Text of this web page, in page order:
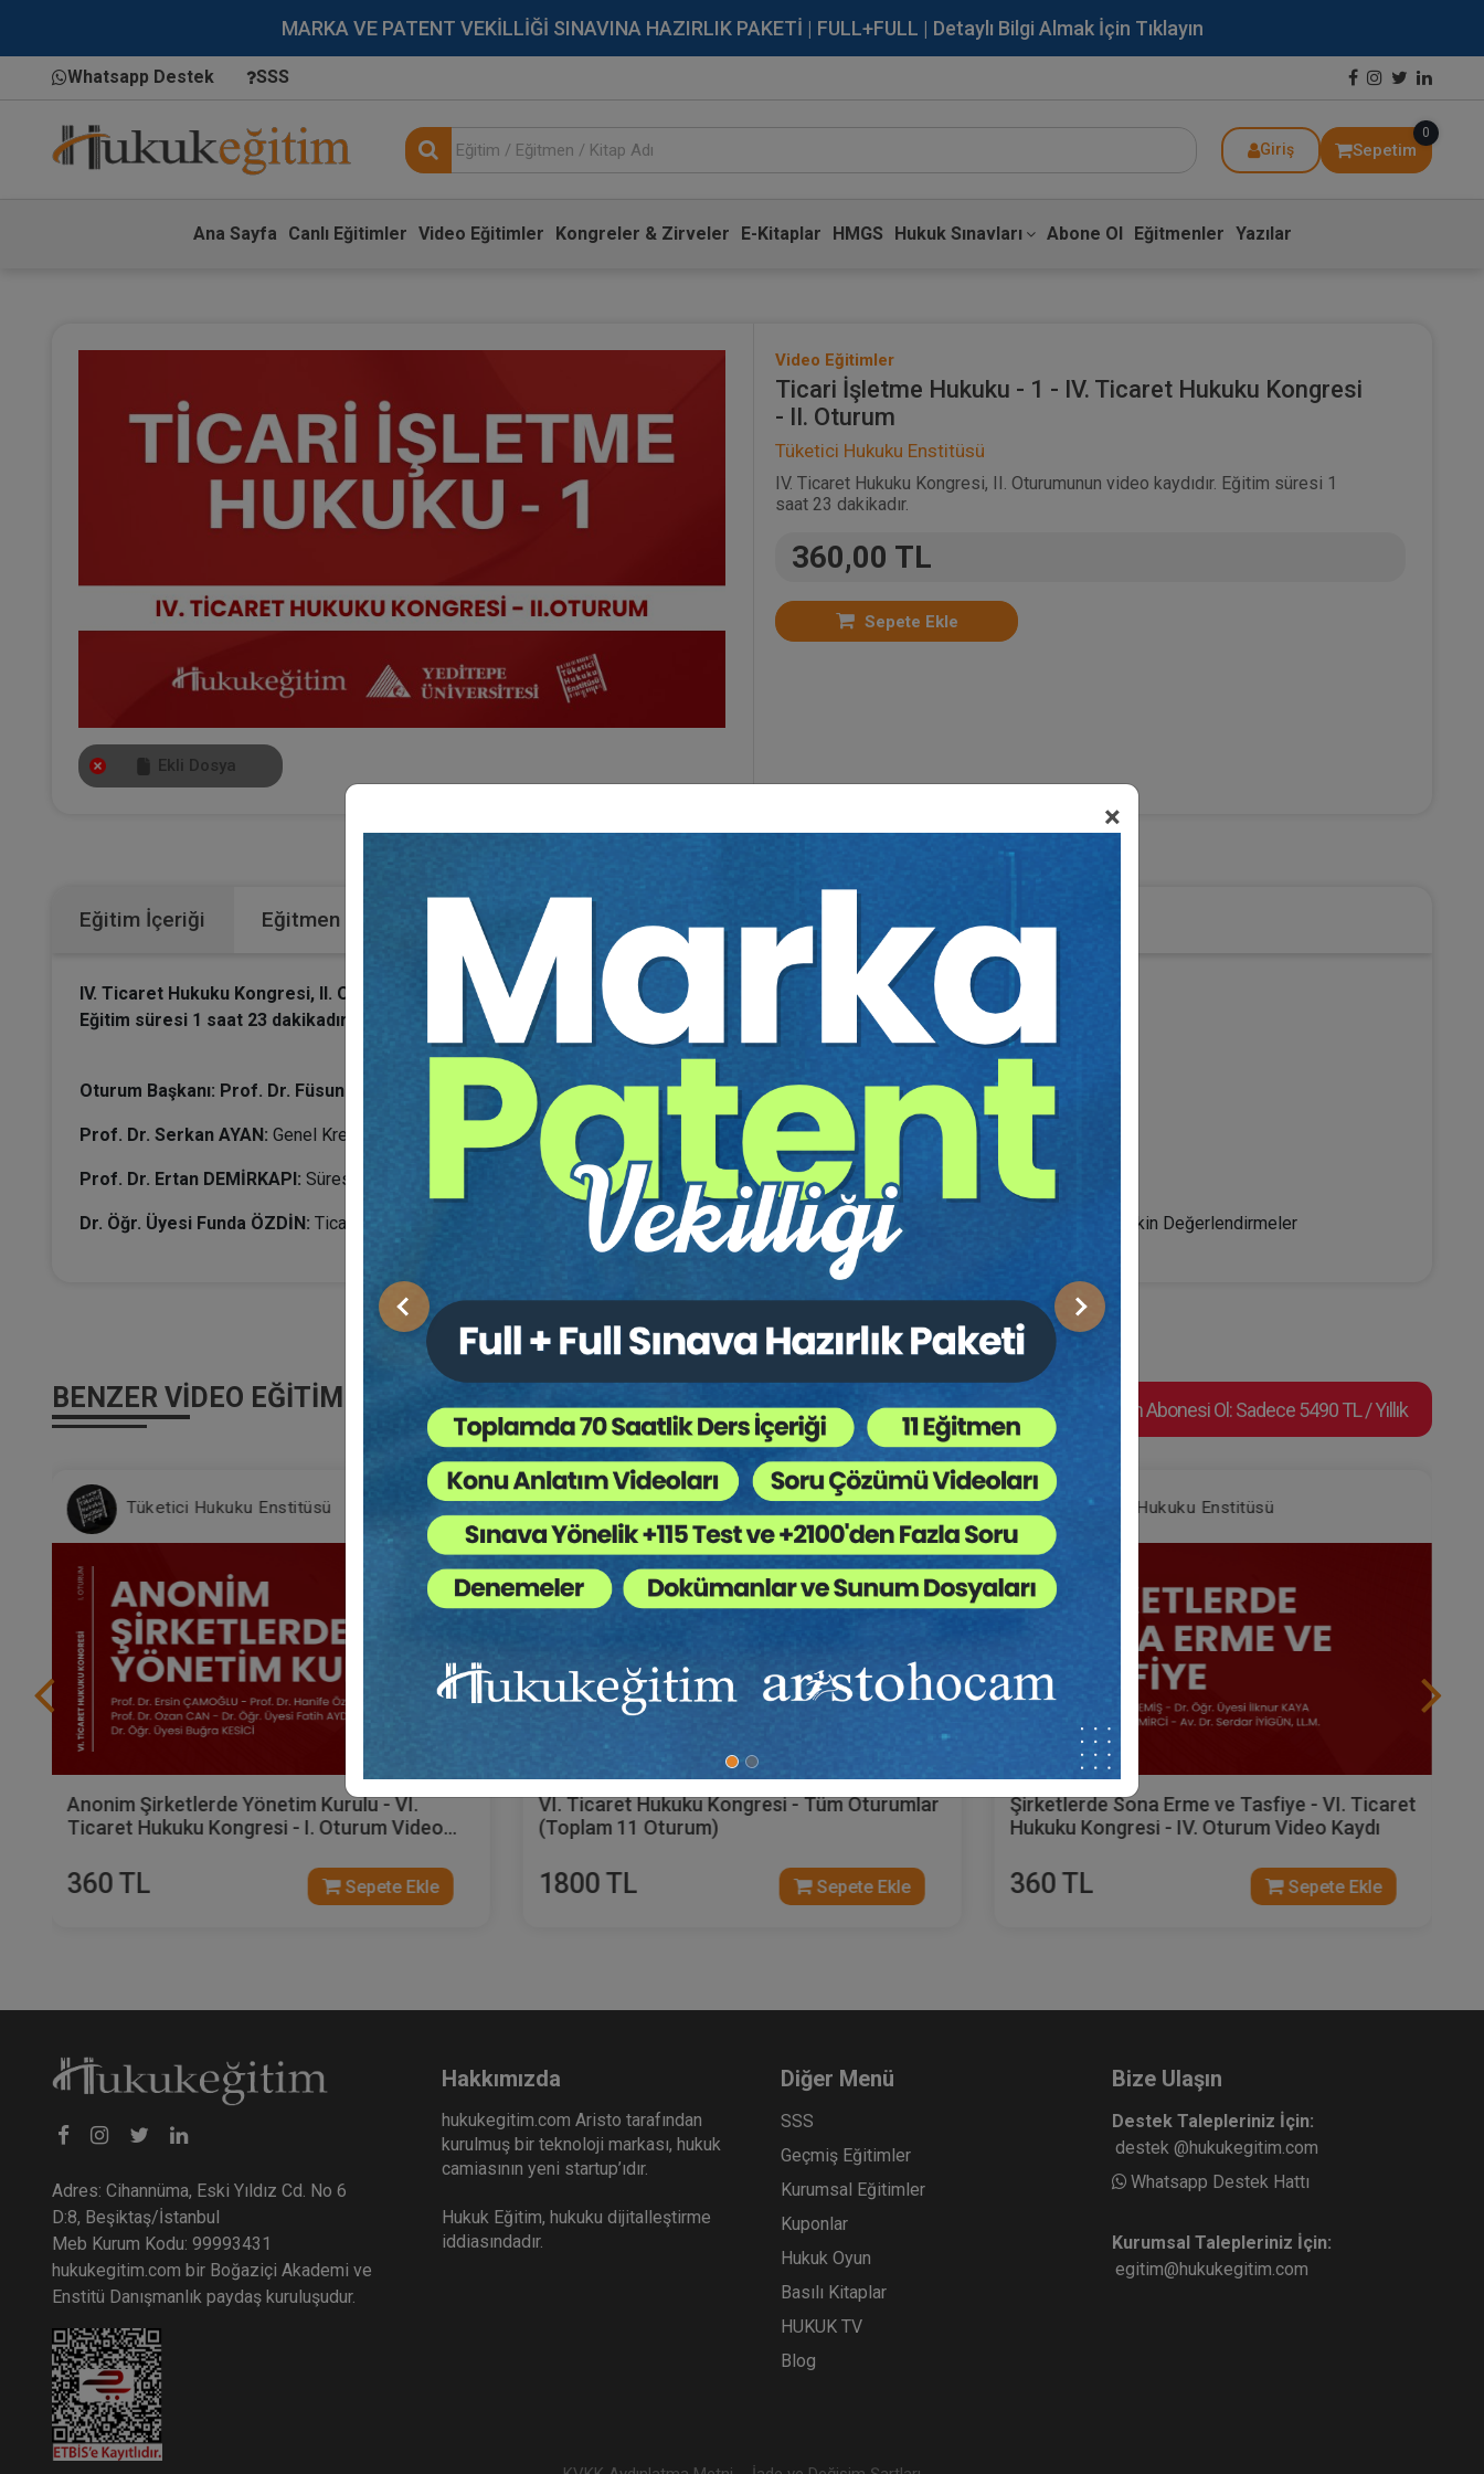
MARKA VE PATENT VEKİLLİĞİ SINAVINA HAZIRLIK PAKETİ | FULL+FULL | Detaylı Bilgi Almak İçin Tıklayın
Whatsapp Destek SSS
Giriş Sepetim
0
Ana Sayfa Canlı Eğitimler Video Eğitimler Kongreler & Zirveler E-Kitaplar HMGS Hukuk Sınavları Abone Ol Eğitmenler Yazılar
×
Önceki Sonraki
Ekli Dosya
Video Eğitimler
Ticari İşletme Hukuku - 1 - IV. Ticaret Hukuku Kongresi
- II. Oturum
Tüketici Hukuku Enstitüsü
IV. Ticaret Hukuku Kongresi, II. Oturumunun video kaydıdır. Eğitim süresi 1
saat 23 dakikadır.
360,00 TL
Sepete Ekle
Ticaret Hukuku
Eğitim İçeriği Eğitmen
IV. Ticaret Hukuku Kongresi, II. Oturumunun video kaydıdır.
Eğitim süresi 1 saat 23 dakikadır.
Oturum Başkanı: Prof. Dr. Füsun NOMER ERTAN
Prof. Dr. Serkan AYAN: Genel Kredi Sözleşmelerine Kefalet
Prof. Dr. Ertan DEMİRKAPI: Süresinden Önce Sona Eren Leasing Sözleşmesinde Kiralayanın Mallar Üzerinde Tasarrufu
Dr. Öğr. Üyesi Funda ÖZDİN: Ticari İşletmenin Devrinde Kiracılık Hakkının Devralana Geçişi Açısından Kiraya Verenin Rızası Hususuna İlişkin Değerlendirmeler
BENZER VIDEO EĞITIMLER Video Eğitim Abonesi Ol: Sadece 5490 TL / Yıllık
Tüketici Hukuku Enstitüsü
Anonim Şirketlerde Yönetim Kurulu - VI.
Ticaret Hukuku Kongresi - I. Oturum Video
360 TL Sepete Ekle
Tüketici Hukuku Enstitüsü
VI. Ticaret Hukuku Kongresi - Tüm Oturumlar
(Toplam 11 Oturum)
1800 TL Sepete Ekle
Tüketici Hukuku Enstitüsü
Şirketlerde Sona Erme ve Tasfiye - VI. Ticaret
Hukuku Kongresi - IV. Oturum Video Kaydı
360 TL Sepete Ekle
Adres: Cihannüma, Eski Yıldız Cd. No 6
D:8, Beşiktaş/İstanbul
Meb Kurum Kodu: 99993431
hukukegitim.com bir Boğaziçi Akademi ve
Enstitü Danışmanlık paydaş kuruluşudur.
Hakkımızda
hukukegitim.com Aristo tarafından
kurulmuş bir teknoloji markası, hukuk
camiasının yeni startup’ıdır.
Hukuk Eğitim, hukuku dijitalleştirme
iddiasındadır.
Diğer Menü
SSS
Geçmiş Eğitimler
Kurumsal Eğitimler
Kuponlar
Hukuk Oyun
Basılı Kitaplar
HUKUK TV
Blog
Bize Ulaşın
Destek Talepleriniz İçin:
destek @hukukegitim.com
Whatsapp Destek Hattı
Kurumsal Talepleriniz İçin:
egitim@hukukegitim.com